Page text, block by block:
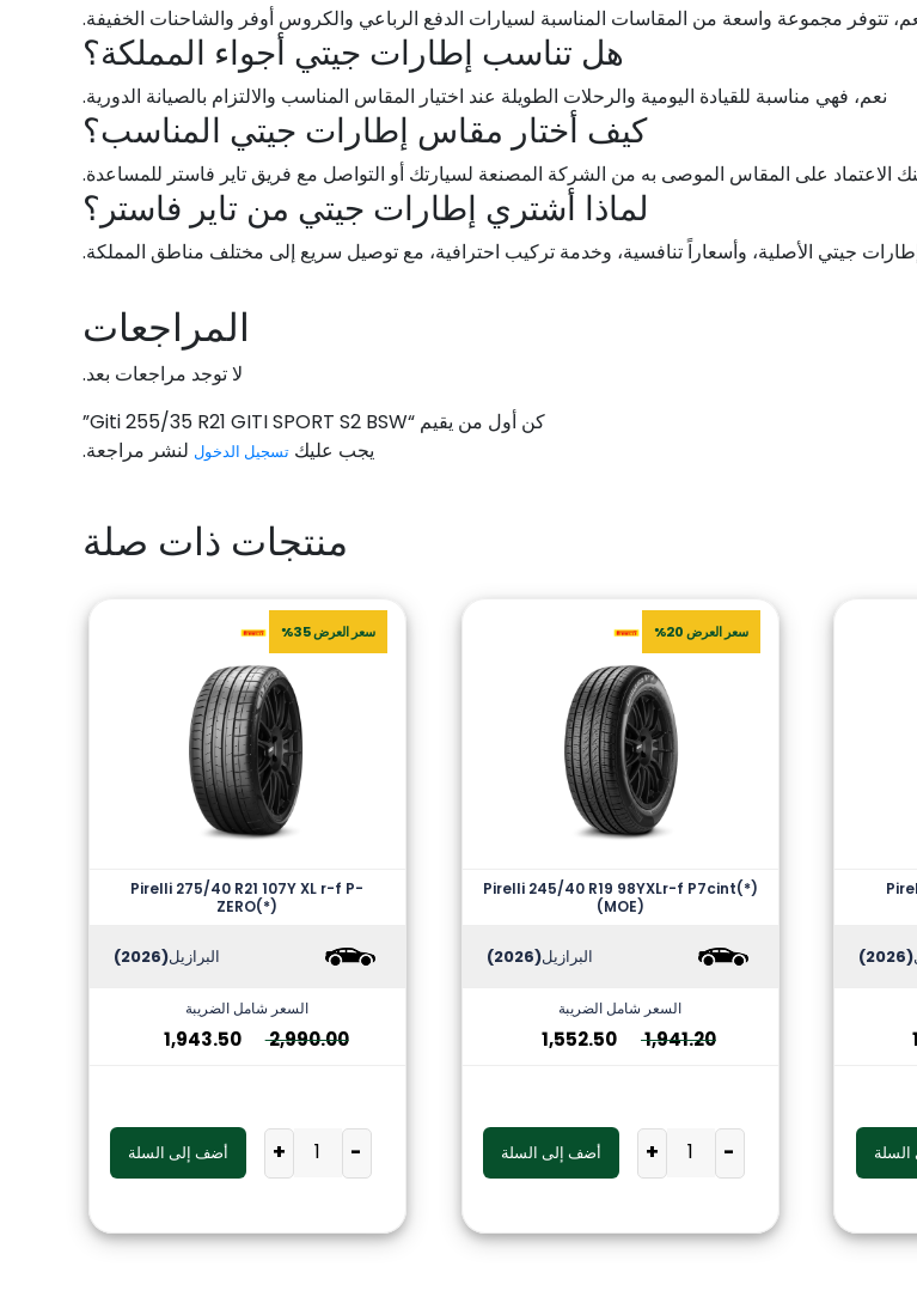
تتوفر مجموعة واسعة من المقاسات المناسبة لسيارات الدفع الرباعي والكروس أوفر والشاحنات الخفيفة.
هل تناسب إطارات جيتي أجواء المملكة؟
نعم، فهي مناسبة للقيادة اليومية والرحلات الطويلة عند اختيار المقاس المناسب والالتزام بالصيانة الدورية.
كيف أختار مقاس إطارات جيتي المناسب؟
الاعتماد على المقاس الموصى به من الشركة المصنعة لسيارتك أو التواصل مع فريق تاير فاستر للمساعدة.
لماذا أشتري إطارات جيتي من تاير فاستر؟
جيتي الأصلية، وأسعاراً تنافسية، وخدمة تركيب احترافية، مع توصيل سريع إلى مختلف مناطق المملكة.
المراجعات
لا توجد مراجعات بعد.
كن أول من يقيم “Giti 255/35 R21 GITI SPORT S2 BSW”
يجب عليكتسجيل الدخول لنشر مراجعة.
منتجات ذات صلة
(2026)
سعر العرض 20%
Pirelli 245/40 R19 98YXLr-f P7cint(*)
(MOE)
البرازيل(2026)
السعر شامل الضريبة
1,941.20
1,552.50
-
+ أضف إلى السلة
سعر العرض 35%
Pirelli 275/40 R21 107Y XL r-f P-
ZERO(*)
البرازيل(2026)
السعر شامل الضريبة
2,990.00
1,943.50
-
+ أضف إلى السلة